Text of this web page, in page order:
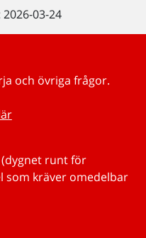
03-24
och övriga frågor.
(dygnet runt för
som kräver omedelbar